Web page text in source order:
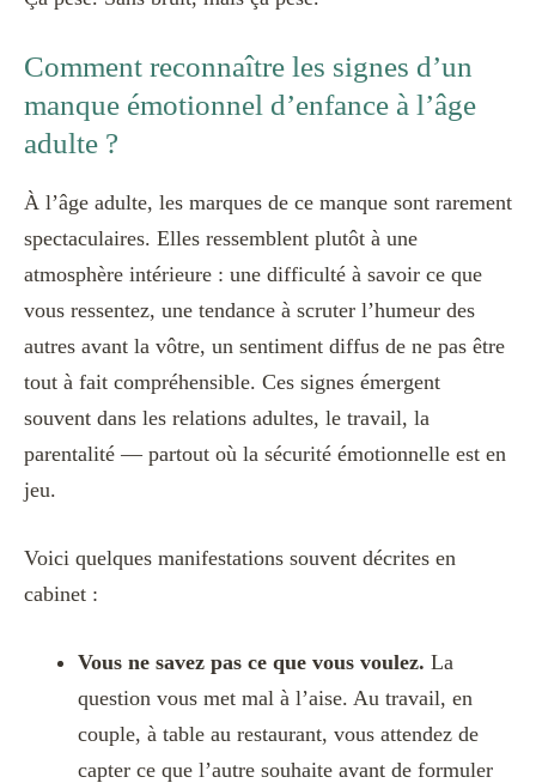
Comment reconnaître les signes d’un
manque émotionnel d’enfance à l’âge
adulte ?
À l’âge adulte, les marques de ce manque sont rarement
spectaculaires. Elles ressemblent plutôt à une
atmosphère intérieure : une difficulté à savoir ce que
vous ressentez, une tendance à scruter l’humeur des
autres avant la vôtre, un sentiment diffus de ne pas être
tout à fait compréhensible. Ces signes émergent
souvent dans les relations adultes, le travail, la
parentalité — partout où la sécurité émotionnelle est en
jeu.
Voici quelques manifestations souvent décrites en
cabinet :
Vous ne savez pas ce que vous voulez. La
question vous met mal à l’aise. Au travail, en
couple, à table au restaurant, vous attendez de
capter ce que l’autre souhaite avant de formuler